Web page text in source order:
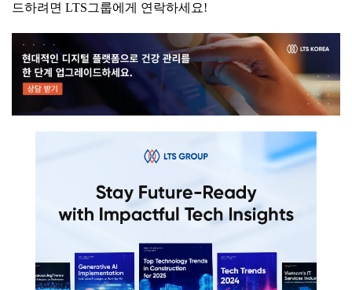
드하려면 LTS그룹에게 연락하세요!